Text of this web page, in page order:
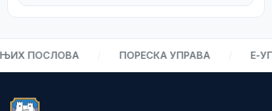
ПОСЛОВА ПОРЕСКА УПРАВА Е-